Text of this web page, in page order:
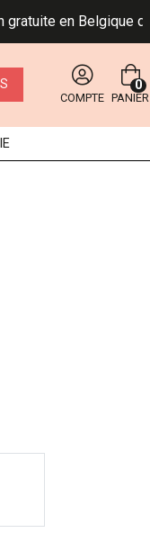
en Belgique dès
COMPTE PANIER
0